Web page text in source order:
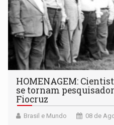
HOMENAGEM:
se tornam
Fiocruz
Brasil e Mundo 08 de